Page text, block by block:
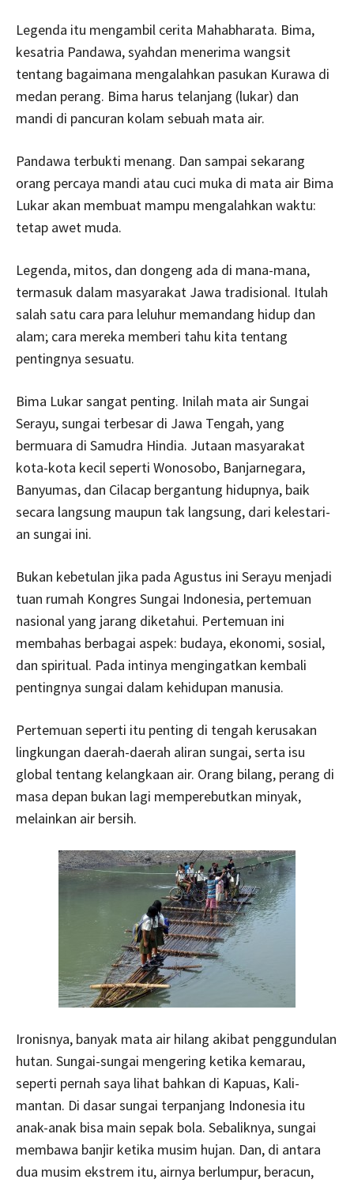
Legenda itu mengambil cerita Mahabharata. Bima,
kesatria Pandawa, syahdan menerima wangsit
tentang bagaimana mengalahkan pasukan Kurawa di
medan perang. Bima harus telanjang (lukar) dan
mandi di pancuran kolam sebuah mata air.
Pandawa terbukti menang. Dan sampai sekarang
orang percaya mandi atau cuci muka di mata air Bima
Lukar akan membuat mampu mengalahkan waktu:
tetap awet muda.
Legenda, mitos, dan dongeng ada di mana-­mana,
termasuk dalam masyarakat Jawa tradisional. Itulah
salah satu cara para leluhur memandang hidup dan
alam; cara mereka memberi tahu kita tentang
pentingnya sesuatu.
Bima Lukar sangat penting. Inilah mata air Sungai
Serayu, sungai terbesar di Jawa Tengah, yang
bermuara di Samudra Hindia. Jutaan masyarakat
kota­-kota kecil seperti Wonosobo, Banjarnegara,
Banyumas, dan Cilacap bergantung hidupnya, baik
secara langsung maupun tak langsung, dari kelestari­
an sungai ini.
Bukan kebetulan jika pada Agustus ini Serayu menjadi
tuan rumah Kongres Sungai Indonesia, per­temuan
nasional yang jarang diketahui. Pertemuan ini
membahas berbagai aspek: budaya, ekonomi, sosial,
dan spiritual. Pada intinya mengingatkan kem­bali
pentingnya sungai dalam kehidupan manusia.
Pertemuan seperti itu penting di tengah kerusakan
lingkungan daerah­-daerah aliran sungai, serta isu
global tentang kelangkaan air. Orang bilang, perang di
masa depan bukan lagi memperebutkan minyak,
melainkan air bersih.
Ironisnya, banyak mata air hilang akibat penggun­dulan
hutan. Sungai­-sungai mengering ketika kema­rau,
seperti pernah saya lihat bahkan di Kapuas, Kali­
mantan. Di dasar sungai terpanjang Indonesia itu
anak-­anak bisa main sepak bola. Sebaliknya, sungai
membawa banjir ketika musim hujan. Dan, di antara
dua musim ekstrem itu, airnya berlumpur, beracun,